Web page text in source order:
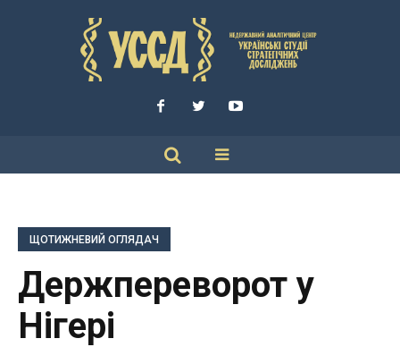
ЩОТИЖНЕВИЙ ОГЛЯДАЧ
Держпереворот у
Нігері